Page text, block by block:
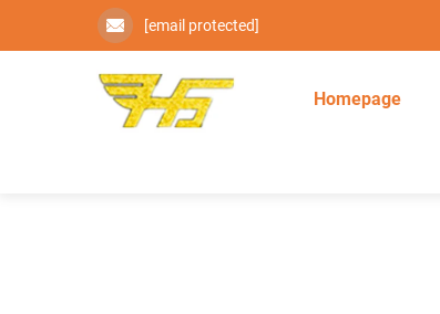
[email protected]
Homepage